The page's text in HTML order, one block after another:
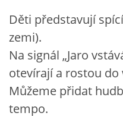
VÝTVARNÉ AKTIVITY - ZIMA
CHARAKTERISTIKA
HÁDANKY K TÉMATU
Děti představují
zemi).
Na signál „Jaro
otevírají a rostou do
Můžeme přidat
tempo.